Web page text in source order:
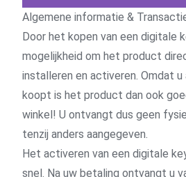
Algemene informatie &
Door het kopen van een digitale
mogelijkheid om het product
installeren en activeren. Omdat
koopt is het product dan ook
winkel! U ontvangt dus geen
tenzij anders aangegeven.
Het activeren van een digitale
snel. Na uw betaling ontvangt u